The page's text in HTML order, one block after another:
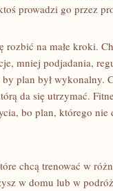
prowadzi go przez
rozbić na małe kroki.
mniej podjadania,
plan był wykonalny.
da się utrzymać.
bo plan, którego
chcą trenować w
w domu lub w